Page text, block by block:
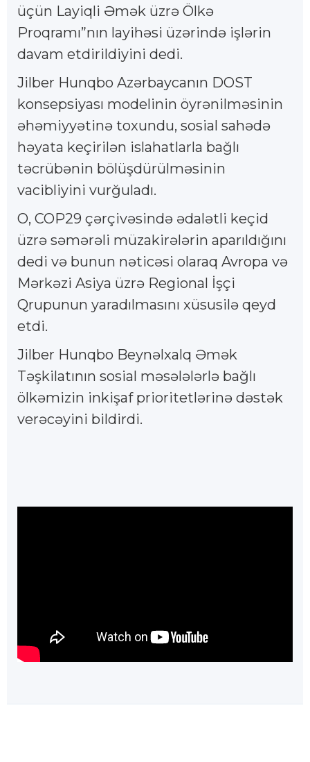
üçün Layiqli Əmək üzrə Ölkə
Proqramı”nın layihəsi üzərində işlərin
davam etdirildiyini dedi.
Jilber Hunqbo Azərbaycanın DOST
konsepsiyası modelinin öyrənilməsinin
əhəmiyyətinə toxundu, sosial sahədə
həyata keçirilən islahatlarla bağlı
təcrübənin bölüşdürülməsinin
vacibliyini vurğuladı.
O, COP29 çərçivəsində ədalətli keçid
üzrə səmərəli müzakirələrin aparıldığını
dedi və bunun nəticəsi olaraq Avropa və
Mərkəzi Asiya üzrə Regional İşçi
Qrupunun yaradılmasını xüsusilə qeyd
etdi.
Jilber Hunqbo Beynəlxalq Əmək
Təşkilatının sosial məsələlərlə bağlı
ölkəmizin inkişaf prioritetlərinə dəstək
verəcəyini bildirdi.